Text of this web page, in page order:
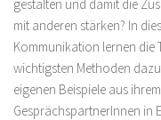
gestalten und damit die
mit anderen stärken? In
Kommunikation lernen die
wichtigsten Methoden
eigenen Beispiele aus
GesprächspartnerInnen in